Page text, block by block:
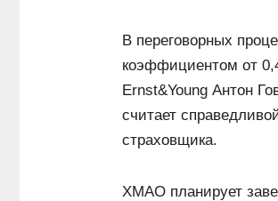
В переговорных
коэффициентом от
Ernst&Young Антон
считает
страховщика.
ХМАО планирует